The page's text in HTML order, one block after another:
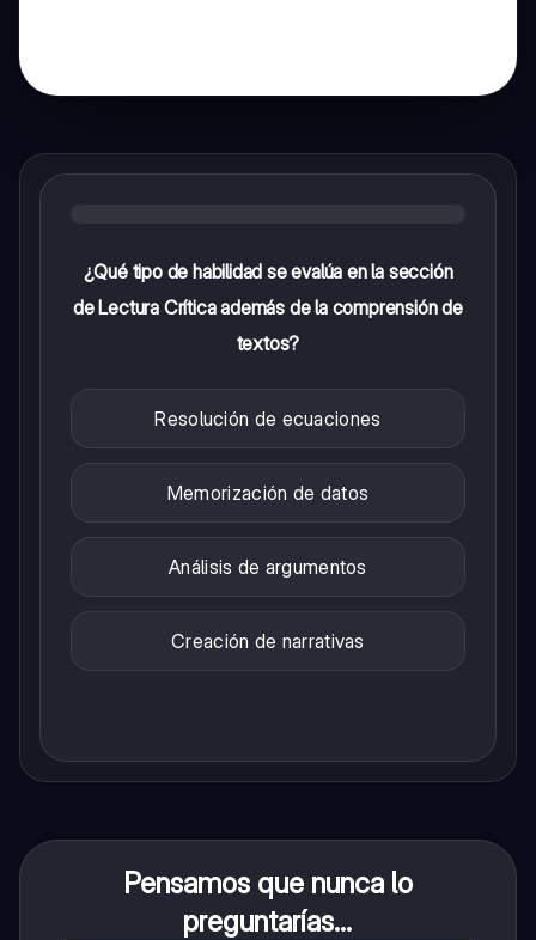
¿Qué tipo de habilidad se evalúa en la sección
de Lectura Crítica además de la comprensión de
textos?
Resolución de ecuaciones
Memorización de datos
Análisis de argumentos
Creación de narrativas
Pensamos que nunca lo
preguntarías...